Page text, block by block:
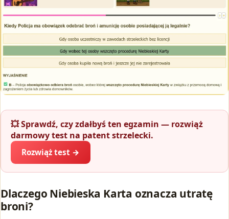
💥 Sprawdź, czy zdałbyś ten egzamin — rozwiąż
darmowy test na patent strzelecki.
Rozwiąż test →
Dlaczego Niebieska Karta oznacza utratę
broni?